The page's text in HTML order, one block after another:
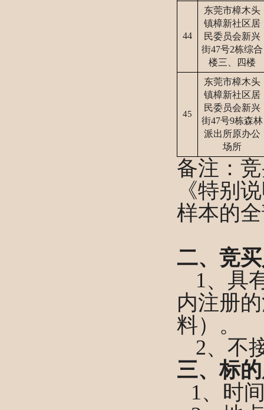
44
东莞市樟木头
镇樟新社区居
民委员会新兴
街47号2栋综合
楼三、四楼
45
东莞市樟木头
镇樟新社区居
民委员会新兴
街47号9栋森林
派出所原办公
场所
备注：
《特别
样本的
二、竞
1、具
内注册
料）。
2、 不
三、标
1、时